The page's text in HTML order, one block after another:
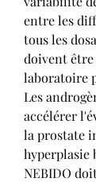
entre les
tous les
doivent être
laboratoire
Les
accélérer
la prostate
hyperplasie
NEBIDO